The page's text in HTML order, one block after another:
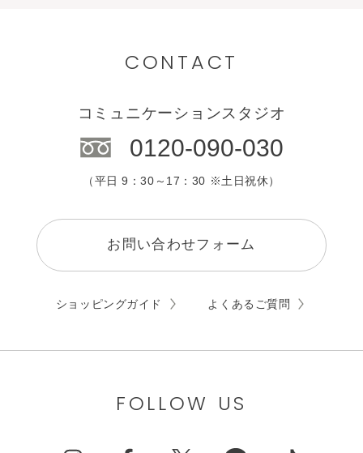
CONTACT
コミュニケーションスタジオ
0120-090-030
（平日 9：30～17：30 ※土日祝休）
お問い合わせフォーム
ショッピングガイド よくあるご質問
FOLLOW US